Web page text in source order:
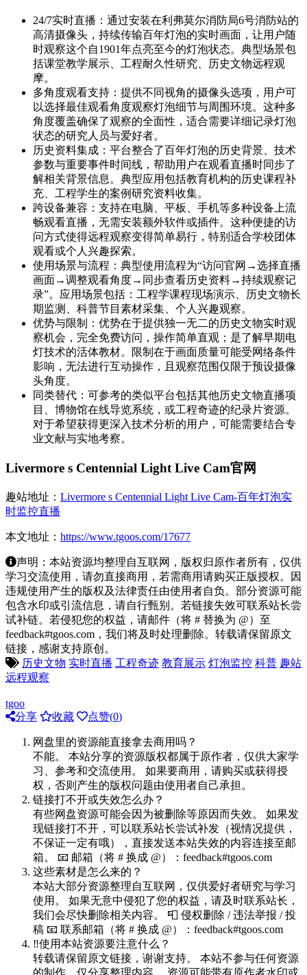
24/7实时直播：通过安装在利弗莫尔消防局6号消防站的
高清摄像头，持续传输百年灯泡的实时画面，让用户随
时观察这个自1901年点亮至今的灯泡状态。典型场景包
括课堂教学展示、工程耐久性研究、历史文物远程观
摩。
多角度观看支持：提供不同视角的摄像头选项，用户可
以选择最佳观看角度观察灯泡细节与周围环境。这种多
角度覆盖确保了观察的全面性，适合需要详细记录灯泡
状态的研究人员与爱好者。
历史资料集成：平台整合了百年灯泡的历史背景、技术
参数与重要事件时间线，帮助用户在观看直播时同步了
解相关背景信息。典型应用包括教育机构的历史课程补
充、工程学生的案例研究资料收集。
跨设备兼容：支持在电脑、平板、手机等多种设备上流
畅观看直播，无需安装额外软件或插件。这种便捷的访
问方式使得远程观察变得简单易行，特别适合学校团体
观看或个人兴趣探索。
使用场景与流程：典型使用流程为“访问官网→选择直播
画面→调整观看角度→同步查看历史资料→持续观察记
录”。应用场景包括：工程学课程现场演示、历史文物长
期监测、科普节目素材采集、个人兴趣观察。
优势与限制：优势在于提供独一无二的历史文物实时观
察机会，完全免费访问，操作简单直观；是了解早期电
灯技术的活体教材。限制在于画面质量可能受网络条件
影响，无法进行互动操作，且观察范围仅限于预设摄像
头角度。
同类替代：可参考的类似平台包括其他历史文物直播项
目、博物馆在线导览系统，或工程奇迹的纪录片资源。
对于希望获得更深入技术分析的用户，可能需要结合专
业文献与实地考察。
Livermore s Centennial Light Live Cam官网
趣站地址： Livermore s Centennial Light Live Cam-百年灯泡实
时监控直播
本文地址： https://www.tgoos.com/17677
声明：本站资源均整理自互联网，版权归原作者所有，仅供
学习交流使用，请勿直接商用，若需商用请购买正版授权。因
违规使用产生的版权及法律责任由使用者自负。部分资源可能
包含水印或引流信息，请自行甄别。若链接失效可联系站长尝
试补链。若侵犯您的权益，请邮件（将 # 替换为 @）至
feedback#tgoos.com，我们将及时处理删除。转载请保留原文
链接，感谢支持原创。
历史文物 实时直播 工程奇迹 教育展示 灯泡监控 科普 趣站
远程观察
tgoo
分享
收藏 点赞(0)
网盘里的资源能直接拿去商用吗？
不能。 本站分享的资源版权都属于原作者，仅供大家学
习、参考和交流使用。 如果要商用，请购买或获得授
权，否则产生的版权问题由使用者自己承担。
链接打不开或失效怎么办？
有些网盘资源可能会因为被删除等原因而失效。 如果发
现链接打不开，可以联系站长尝试补发（视情况提供，
不保证一定有哦），直接发送本站失效的内容连接至邮
箱。 📧 邮箱（将 # 换成 @）：feedback#tgoos.com
这些素材是怎么来的？
本站大部分资源整理自互联网，仅供爱好者研究与学习
使用。 如果无意中侵犯了您的权益，请及时联系站长，
我们会尽快删除相关内容。 📮 侵权删除 / 违法举报 / 投
稿 📧 联系邮箱（将 # 换成 @）：feedback#tgoos.com
‼️使用本站资源要注意什么？
转载请保留原文链接，谢谢支持。 本站不参与任何资源
的制作，仅分享整理内容。 资源可能带有原作者水印或